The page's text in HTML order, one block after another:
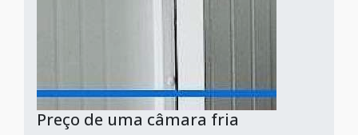
Preço de uma câmara fria